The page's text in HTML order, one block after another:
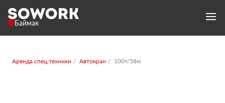
Баймак
Аренда спец.техники Автокран 100т/58м